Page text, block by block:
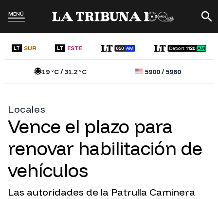
MENÚ
LT SUR LT ESTE
19 °C /31.2 °C 5900/5960
Locales
Vence el plazo para
renovar habilitación de
vehículos
Las autoridades de la Patrulla Caminera